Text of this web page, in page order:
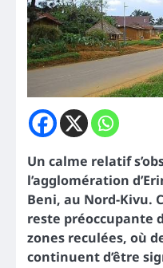
Un calme relatif
l’agglomération
Beni, au Nord-Kivu.
reste préoccupante
zones reculées, où
continuent d’être